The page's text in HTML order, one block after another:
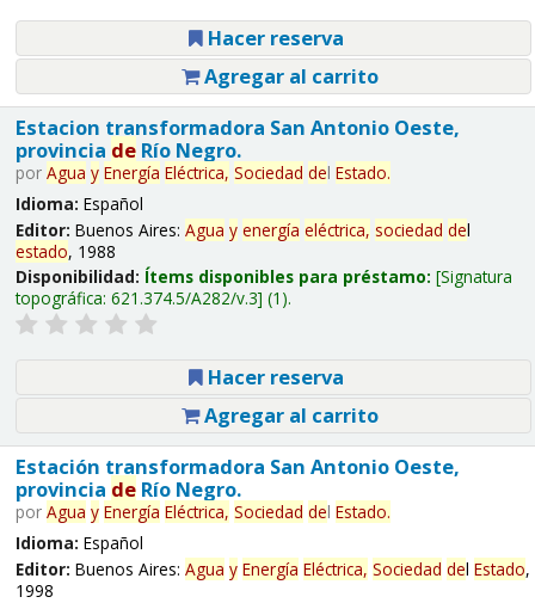
Hacer reserva
Agregar al carrito
Estacion transformadora San Antonio Oeste,
provincia deRío Negro.
por Agua y Energía Eléctrica, Sociedad del Estado.
Idioma: Español
Editor: Buenos Aires: Agua y energía eléctrica, sociedad del
estado, 1988
Disponibilidad: Ítems disponibles para préstamo: Signatura
topográfica: 621.374.5/A282/v.3 (1).
Hacer reserva
Agregar al carrito
Estación transformadora San Antonio Oeste,
provincia deRío Negro.
por Agua y Energía Eléctrica, Sociedad del Estado.
Idioma: Español
Editor: Buenos Aires: Agua y Energía Eléctrica, Sociedad del Estado,
1998